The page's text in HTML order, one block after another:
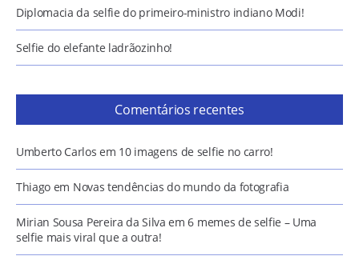
Diplomacia da selfie do primeiro-ministro indiano Modi!
Selfie do elefante ladrãozinho!
Comentários recentes
Umberto Carlos em 10 imagens de selfie no carro!
Thiago em Novas tendências do mundo da fotografia
Mirian Sousa Pereira da Silva em6 memes de selfie – Uma
selfie mais viral que a outra!